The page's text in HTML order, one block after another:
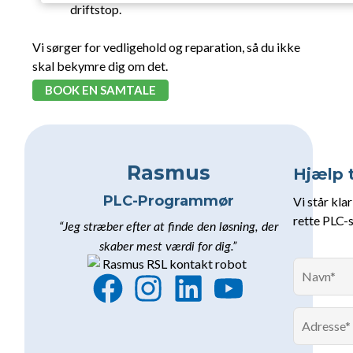
driftstop.
Vi sørger for vedligehold og reparation, så du ikke
skal bekymre dig om det.
BOOK EN SAMTALE
Rasmus
PLC-Programmør
“Jeg stræber efter at finde den løsning, der
skaber mest værdi for dig.”
F
I
L
Y
Hjælp
Vi står
rette PLC-